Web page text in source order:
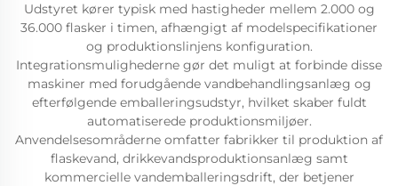
Udstyret kører typisk med hastigheder mellem 2.000 og
36.000 flasker i timen, afhængigt af modelspecifikationer
og produktionslinjens konfiguration.
Integrationsmulighederne gør det muligt at forbinde disse
maskiner med forudgående vandbehandlingsanlæg og
efterfølgende emballeringsudstyr, hvilket skaber fuldt
automatiserede produktionsmiljøer.
Anvendelsesområderne omfatter fabrikker til produktion af
flaskevand, drikkevandsproduktionsanlæg samt
kommercielle vandemballeringsdrift, der betjener